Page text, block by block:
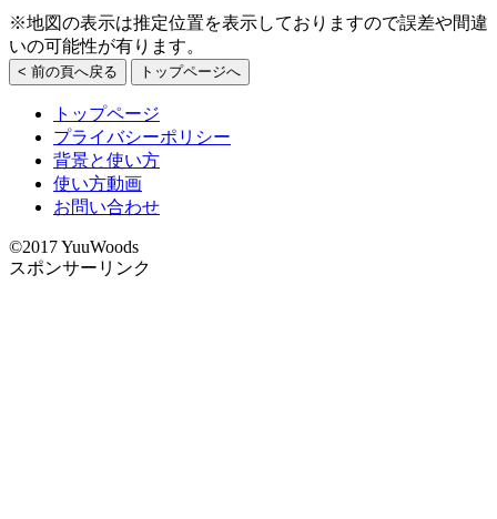
※地図の表示は推定位置を表示しておりますので誤差や間違
いの可能性が有ります。
< 前の頁へ戻る トップページへ
トップページ
プライバシーポリシー
背景と使い方
使い方動画
お問い合わせ
©2017 YuuWoods
スポンサーリンク